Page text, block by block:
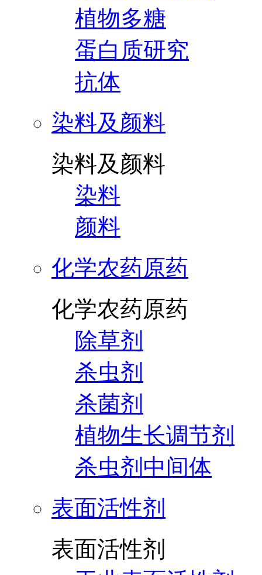
植物多糖
蛋白质研究
抗体
染料及颜料
染料及颜料
染料
颜料
化学农药原药
化学农药原药
除草剂
杀虫剂
杀菌剂
植物生长调节剂
杀虫剂中间体
表面活性剂
表面活性剂